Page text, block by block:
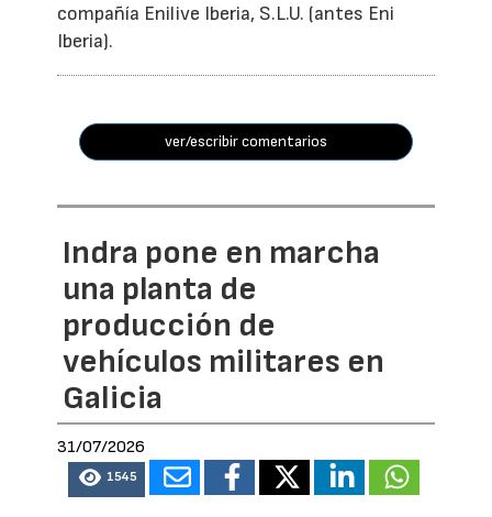
compañía Enilive Iberia, S.L.U. (antes Eni
Iberia).
ver/escribir comentarios
Indra pone en marcha
una planta de
producción de
vehículos militares en
Galicia
31/07/2026
1545